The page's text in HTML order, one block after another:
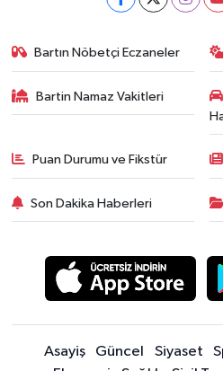
Bartın Nöbetçi Eczaneler
Bartin Namaz Vakitleri
Puan Durumu ve Fikstür
Son Dakika Haberleri
Asayiş Güncel Siyaset